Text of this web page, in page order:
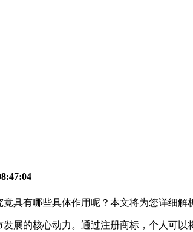
具有哪些具体作用呢？本文将为您详细解
展的核心动力。通过注册商标，个人可以